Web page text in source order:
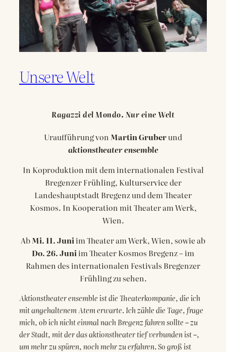
Unsere Welt
Ragazzi del Mondo. Nur eine Welt
Uraufführung von Martin Gruberund
aktionstheater ensemble
In Koproduktion mit dem internationalen Festival
Bregenzer Frühling, Kulturservice der
Landeshauptstadt Bregenz und dem Theater
Kosmos. In Kooperation mit Theater am Werk,
Wien.
AbMi. 11. Juniim Theater am Werk, Wien, sowie ab
Do. 26. Juniim Theater Kosmos Bregenz – im
Rahmen des internationalen Festivals Bregenzer
Frühling zu sehen.
Aktionstheater ensemble ist die Theaterkompanie, die ich
mit angehaltenem Atem erwarte. Ich zähle die Tage, frage
mich, ob ich nicht einmal nach Bregenz fahren sollte – zu
der Stadt, mit der das aktionstheater tief verbunden ist –,
um mehr zu spüren, noch mehr zu erfahren. So groß ist